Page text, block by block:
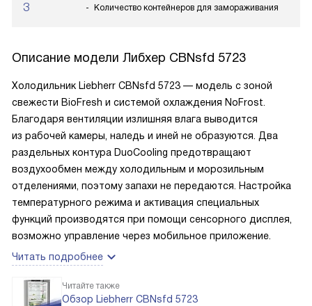
3 Количество контейнеров для замораживания
Описание модели Либхер CBNsfd 5723
Холодильник Liebherr CBNsfd 5723 — модель с зоной
свежести BioFresh и системой охлаждения NoFrost.
Благодаря вентиляции излишняя влага выводится
из рабочей камеры, наледь и иней не образуются. Два
раздельных контура DuoCooling предотвращают
воздухообмен между холодильным и морозильным
отделениями, поэтому запахи не передаются. Настройка
температурного режима и активация специальных
функций производятся при помощи сенсорного дисплея,
возможно управление через мобильное приложение.
Читать подробнее
Читайте также
Обзор Liebherr CBNsfd 5723